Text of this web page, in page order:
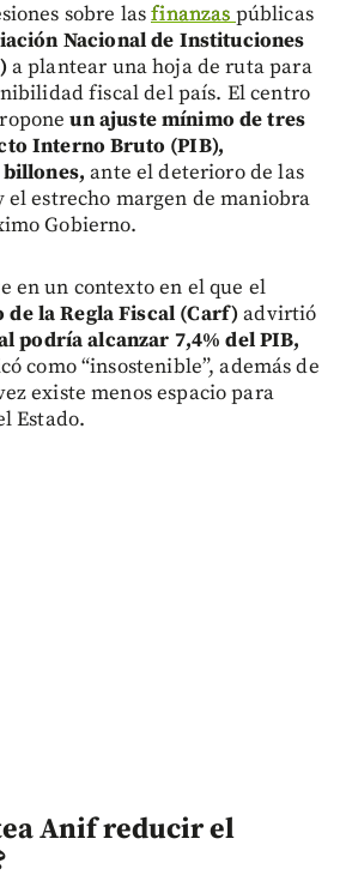
sobre lasfinanzas públicas
Nacional de Instituciones
)a plantear una hoja de ruta para
fiscal del país. El centro
un ajuste mínimo de tres
Interno Bruto (PIB),
billones, ante el deterioro de las
el estrecho margen de maniobra
Gobierno.
en un contexto en el que el
de la Regla Fiscal (Carf)advirtió
podría alcanzar 7,4% del PIB,
como “insostenible”, además de
existe menos espacio para
Estado.
Anif reducir el